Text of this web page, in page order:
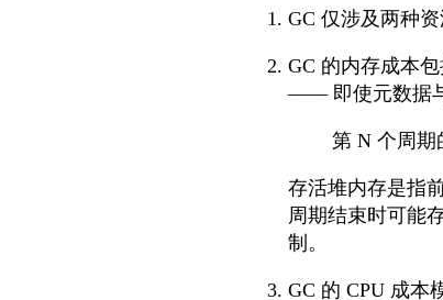
GC 仅涉及两种资
GC 的内存成本
—— 即使元数据
第 N 个周期
存活堆内存是指
周期结束时可能
制。
GC 的 CPU 成本